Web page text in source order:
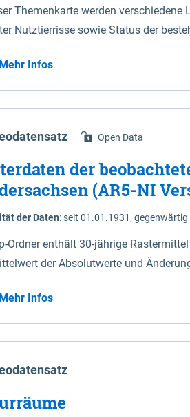
Themenkarte werden
Nutztierrisse sowie Status der
Mehr Infos
Open Data
der
(AR5-NI
der Daten:seit 01.01.1931, gegenwärtig
Ordner enthält 30-jährige
der Absolutwerte und
(Jun. - Aug.) - au: Herbst (Sep. - Nov.) - wi: Winter (Dez. - Feb.) - hyr:
Jahr (Nov. - Okt.) - hsu:
- vd: Vegetationsruhe (Okt. - Mär.) Neben den Rasterdaten ist eine
zu den Dateinamen und für
code gegeben.
Mehr Infos